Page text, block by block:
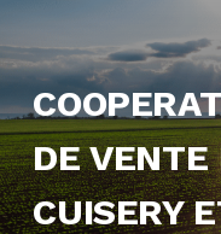
DE
CUISERY